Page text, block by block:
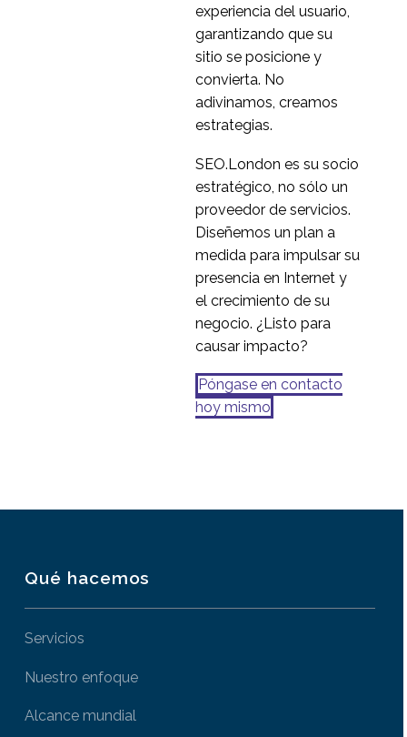
experiencia del usuario,
garantizando que su
sitio se posicione y
convierta. No
adivinamos, creamos
estrategias.
SEO.London es su socio
estratégico, no sólo un
proveedor de servicios.
Diseñemos un plan a
medida para impulsar su
presencia en Internet y
el crecimiento de su
negocio. ¿Listo para
causar impacto?
Póngase en contacto
hoy mismo
Qué hacemos
Servicios
Nuestro enfoque
Alcance mundial